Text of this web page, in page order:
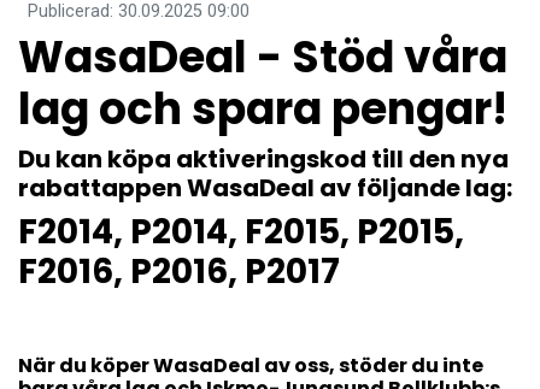
Publicerad: 30.09.2025 09:00
WasaDeal - Stöd våra
lag och spara pengar!
Du kan köpa aktiveringskod till den nya
rabattappen WasaDeal av följande lag:
F2014, P2014, F2015, P2015,
F2016, P2016, P2017
När du köper WasaDeal av oss, stöder du inte